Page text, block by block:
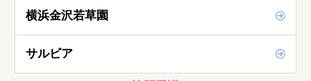
横浜金沢若草園
サルビア